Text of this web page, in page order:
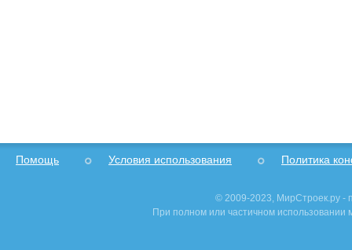
Помощь Условия использования Политика
© 2009-2023, МирСтроек.ру -
При полном или частичном использовании